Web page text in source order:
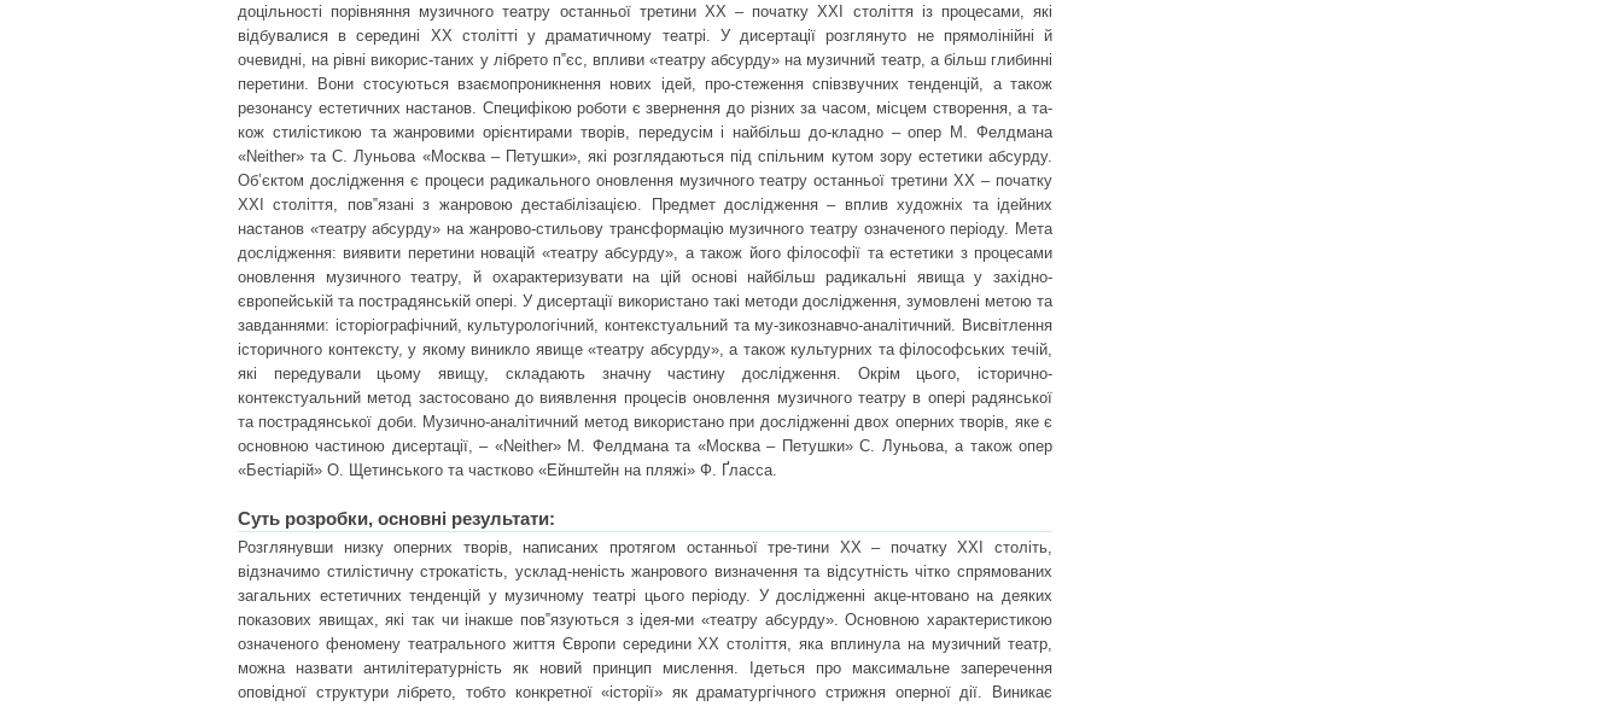
доцільності порівняння музичного театру останньої третини ХХ – початку ХХІ століття із процесами, які
відбувалися в середині ХХ столітті у драматичному театрі. У дисертації розглянуто не прямолінійні й
очевидні, на рівні викорис-таних у лібрето п‟єс, впливи «театру абсурду» на музичний театр, а більш глибинні
перетини. Вони стосуються взаємопроникнення нових ідей, про-стеження співзвучних тенденцій, а також
резонансу естетичних настанов. Специфікою роботи є звернення до різних за часом, місцем створення, а та-
кож стилістикою та жанровими орієнтирами творів, передусім і найбільш до-кладно – опер М. Фелдмана
«Neither» та С. Луньова «Москва – Петушки», які розглядаються під спільним кутом зору естетики абсурду.
Об’єктом дослідження є процеси радикального оновлення музичного театру останньої третини ХХ – початку
ХХІ століття, пов‟язані з жанровою дестабілізацією. Предмет дослідження – вплив художніх та ідейних
настанов «театру абсурду» на жанрово-стильову трансформацію музичного театру означеного періоду. Мета
дослідження: виявити перетини новацій «театру абсурду», а також його філософії та естетики з процесами
оновлення музичного театру, й охарактеризувати на цій основі найбільш радикальні явища у західно-
європейській та пострадянській опері. У дисертації використано такі методи дослідження, зумовлені метою та
завданнями: історіографічний, культурологічний, контекстуальний та му-зикознавчо-аналітичний. Висвітлення
історичного контексту, у якому виникло явище «театру абсурду», а також культурних та філософських течій,
які передували цьому явищу, складають значну частину дослідження. Окрім цього, історично-
контекстуальний метод застосовано до виявлення процесів оновлення музичного театру в опері радянської
та пострадянської доби. Музично-аналітичний метод використано при дослідженні двох оперних творів, яке є
основною частиною дисертації, – «Neither» М. Фелдмана та «Москва – Петушки» С. Луньова, а також опер
«Бестіарій» О. Щетинського та частково «Ейнштейн на пляжі» Ф. Ґласса.
Суть розробки, основні результати:
Розглянувши низку оперних творів, написаних протягом останньої тре-тини ХХ – початку ХХІ століть,
відзначимо стилістичну строкатість, усклад-неність жанрового визначення та відсутність чітко спрямованих
загальних естетичних тенденцій у музичному театрі цього періоду. У дослідженні акце-нтовано на деяких
показових явищах, які так чи інакше пов‟язуються з ідея-ми «театру абсурду». Основною характеристикою
означеного феномену театрального життя Європи середини ХХ століття, яка вплинула на музичний театр,
можна назвати антилітературність як новий принцип мислення. Ідеться про максимальне заперечення
оповідної структури лібрето, тобто конкретної «історії» як драматургічного стрижня оперної дії. Виникає